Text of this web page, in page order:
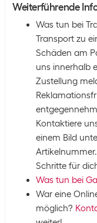
Weiterführende
Was tun bei
Transport zu
Schäden am
uns innerhalb
Zustellung
Kontaktiere
einem Bild
Schritte für
Was tun bei
War eine
möglich?